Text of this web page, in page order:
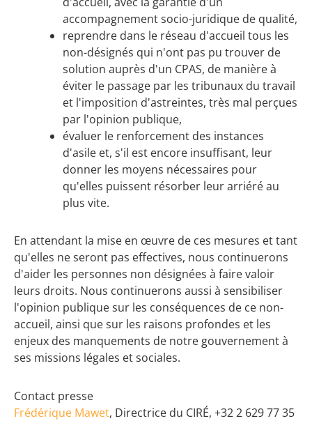
accompagnement socio-juridique de qualité,
reprendre dans le réseau d'accueil tous les
non-désignés qui n'ont pas pu trouver de
solution auprès d'un CPAS, de manière à
éviter le passage par les tribunaux du travail
et l'imposition d'astreintes, très mal perçues
par l'opinion publique,
évaluer le renforcement des instances
d'asile et, s'il est encore insuffisant, leur
donner les moyens nécessaires pour
qu'elles puissent résorber leur arriéré au
plus vite.
En attendant la mise en œuvre de ces mesures et tant
qu'elles ne seront pas effectives, nous continuerons
d'aider les personnes non désignées à faire valoir
leurs droits. Nous continuerons aussi à sensibiliser
l'opinion publique sur les conséquences de ce non-
accueil, ainsi que sur les raisons profondes et les
enjeux des manquements de notre gouvernement à
ses missions légales et sociales.
Contact presse
Frédérique Mawet, Directrice du CIRÉ, +32 2 629 77 35